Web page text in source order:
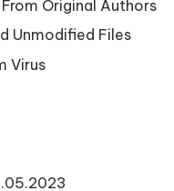
₫.
Original Authors
Unmodified Files
Virus